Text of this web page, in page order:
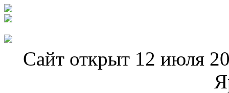
Сайт открыт 12 июля